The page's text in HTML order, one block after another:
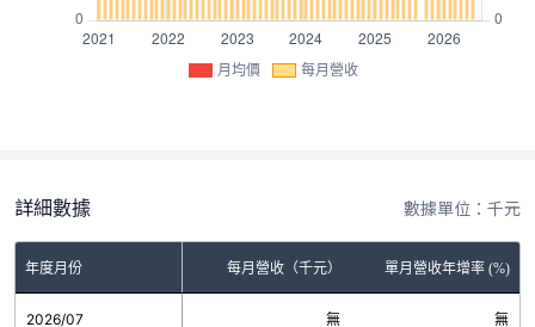
月均價 每月營收
詳細數據 數據單位：千元
年度月份 每月營收（千元） 單月營收年增率 (%)
2026/07 無 無